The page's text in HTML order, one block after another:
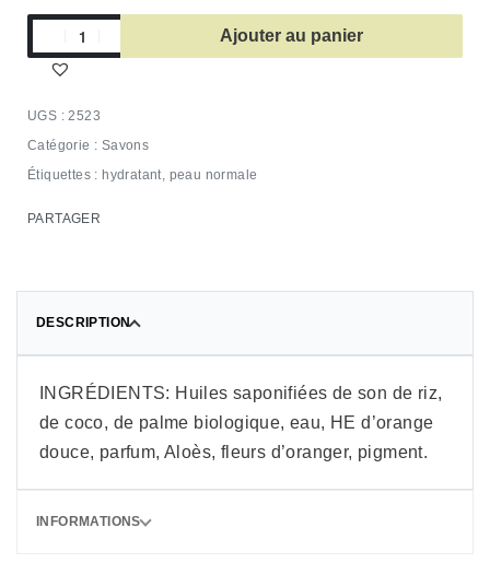
Ajouter au panier
2523
Catégorie : Savons
Étiquettes : hydratant, peau normale
PARTAGER
DESCRIPTION
INGRÉDIENTS: Huiles saponifiées de son de riz,
de coco, de palme biologique, eau, HE d’orange
douce, parfum, Aloès, fleurs d’oranger, pigment.
INFORMATIONS